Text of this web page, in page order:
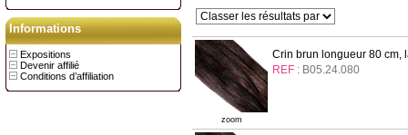
Informations
Expositions
Devenir affilié
Conditions d’affiliation
zoom
Crin brun longueur 80 cm,
REF : B05.24.080